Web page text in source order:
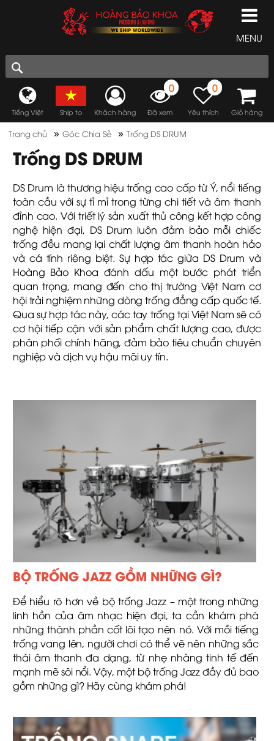
MENU
Tiếng Việt Ship to Khách hàng
0
Đã xem
0
Yêu thích Giỏ hàng
Trang chủ »Góc Chia Sẻ » Trống DS DRUM
Trống DS DRUM
DS Drum là thương hiệu trống cao cấp từ Ý, nổi tiếng
toàn cầu với sự tỉ mỉ trong từng chi tiết và âm thanh
đỉnh cao. Với triết lý sản xuất thủ công kết hợp công
nghệ hiện đại, DS Drum luôn đảm bảo mỗi chiếc
trống đều mang lại chất lượng âm thanh hoàn hảo
và cá tính riêng biệt. Sự hợp tác giữa DS Drum và
Hoàng Bảo Khoa đánh dấu một bước phát triển
quan trọng, mang đến cho thị trường Việt Nam cơ
hội trải nghiệm những dòng trống đẳng cấp quốc tế.
Qua sự hợp tác này, các tay trống tại Việt Nam sẽ có
cơ hội tiếp cận với sản phẩm chất lượng cao, được
phân phối chính hãng, đảm bảo tiêu chuẩn chuyên
nghiệp và dịch vụ hậu mãi uy tín.
BỘ TRỐNG JAZZ GỒM NHỮNG GÌ?
Để hiểu rõ hơn về bộ trống Jazz – một trong những
linh hồn của âm nhạc hiện đại, ta cần khám phá
những thành phần cốt lõi tạo nên nó. Với mỗi tiếng
trống vang lên, người chơi có thể vẽ nên những sắc
thái âm thanh đa dạng, từ nhẹ nhàng tinh tế đến
mạnh mẽ sôi nổi. Vậy, một bộ trống Jazz đầy đủ bao
gồm những gì? Hãy cùng khám phá!